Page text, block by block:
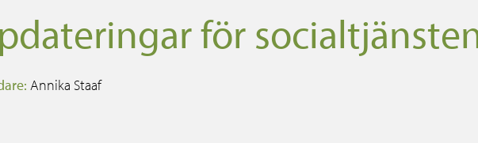
för
Annika Staaf